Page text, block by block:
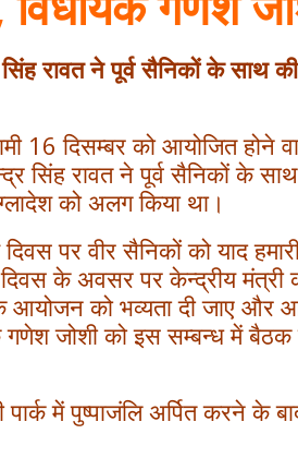
रावत ने पूर्व सैनिकों के साथ
16 दिसम्बर को आयोजित होने
सिंह रावत ने पूर्व सैनिकों के
को अलग किया था।
पर वीर सैनिकों को याद हमारी
के अवसर पर केन्द्रीय मंत्री
आयोजन को भव्यता दी जाए
गणेश जोशी को इस सम्बन्ध में
में पुष्पाजंलि अर्पित करने के